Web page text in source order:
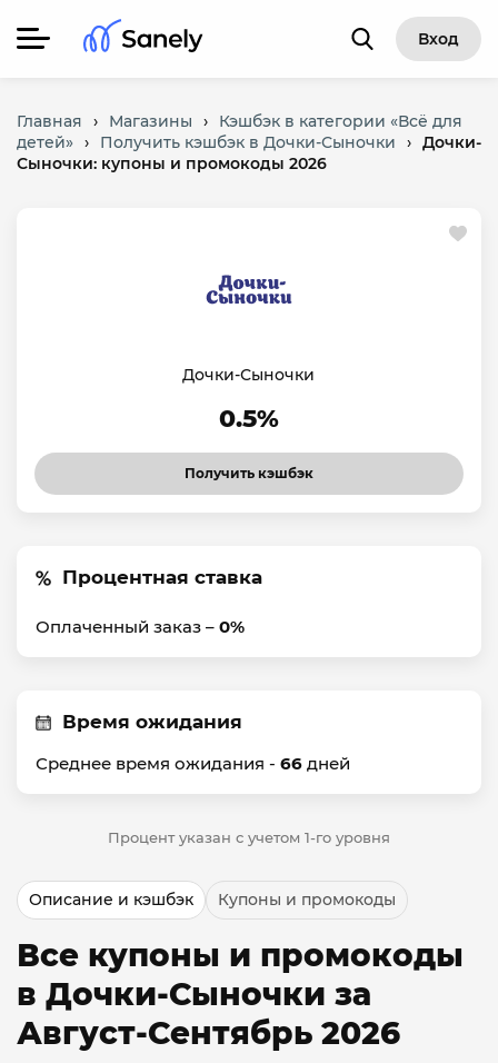
Вход
Главная › Магазины ›
Кэшбэк в категории «Всё для
детей» › Получить кэшбэк в Дочки-Сыночки › Дочки-
Сыночки: купоны и промокоды 2026
Дочки-Сыночки
0.5%
Получить кэшбэк
Процентная ставка
Оплаченный заказ – 0%
Время ожидания
Среднее время ожидания - 66 дней
Процент указан с учетом 1-го уровня
Описание и кэшбэк Купоны и промокоды
Все купоны и промокоды
в Дочки-Сыночки за
Август-Сентябрь 2026